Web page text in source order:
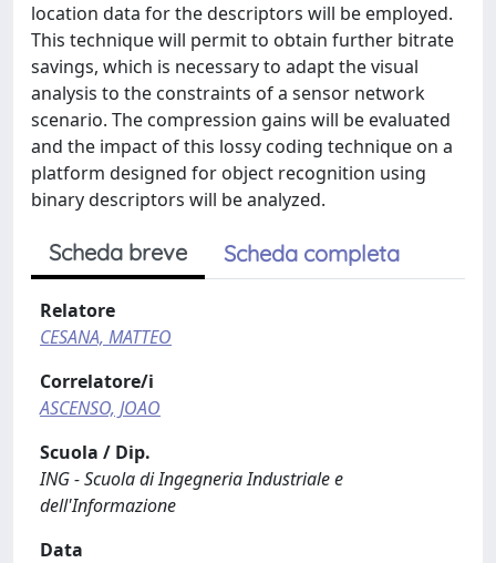
location data for the descriptors will be employed.
This technique will permit to obtain further bitrate
savings, which is necessary to adapt the visual
analysis to the constraints of a sensor network
scenario. The compression gains will be evaluated
and the impact of this lossy coding technique on a
platform designed for object recognition using
binary descriptors will be analyzed.
Scheda breve Scheda completa
Relatore
CESANA, MATTEO
Correlatore/i
ASCENSO, JOAO
Scuola / Dip.
ING - Scuola di Ingegneria Industriale e
dell'Informazione
Data